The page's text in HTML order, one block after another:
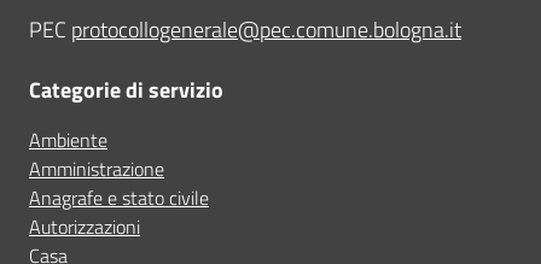
PEC protocollogenerale@pec.comune.bologna.it
Categorie di servizio
Ambiente
Amministrazione
Anagrafe e stato civile
Autorizzazioni
Casa